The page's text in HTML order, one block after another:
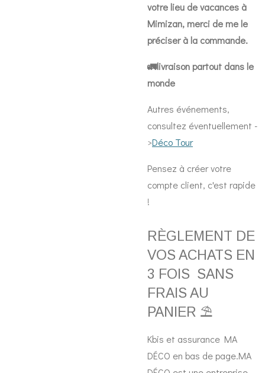
votre lieu de vacances à
Mimizan, merci de me le
préciser à la commande.
🚛livraison partout dans le
monde
Autres événements,
consultez éventuellement -
>Déco Tour
Pensez à créer votre
compte client, c'est rapide
!
RÈGLEMENT DE
VOS ACHATS EN
3 FOIS SANS
FRAIS AU
PANIER ⛱️
Kbis et assurance MA
DÉCO en bas de page.MA